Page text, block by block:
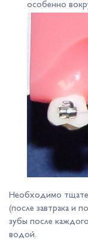
особенно
Необходимо
(после завтрака и
зубы после
водой.